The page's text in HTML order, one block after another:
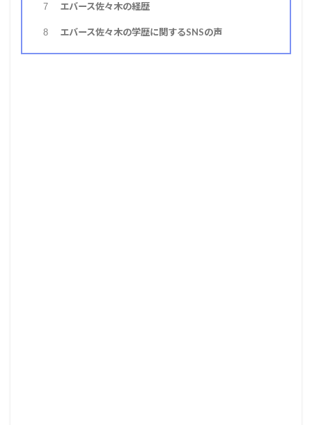
7 エバース佐々木の経歴
8 エバース佐々木の学歴に関するSNSの声